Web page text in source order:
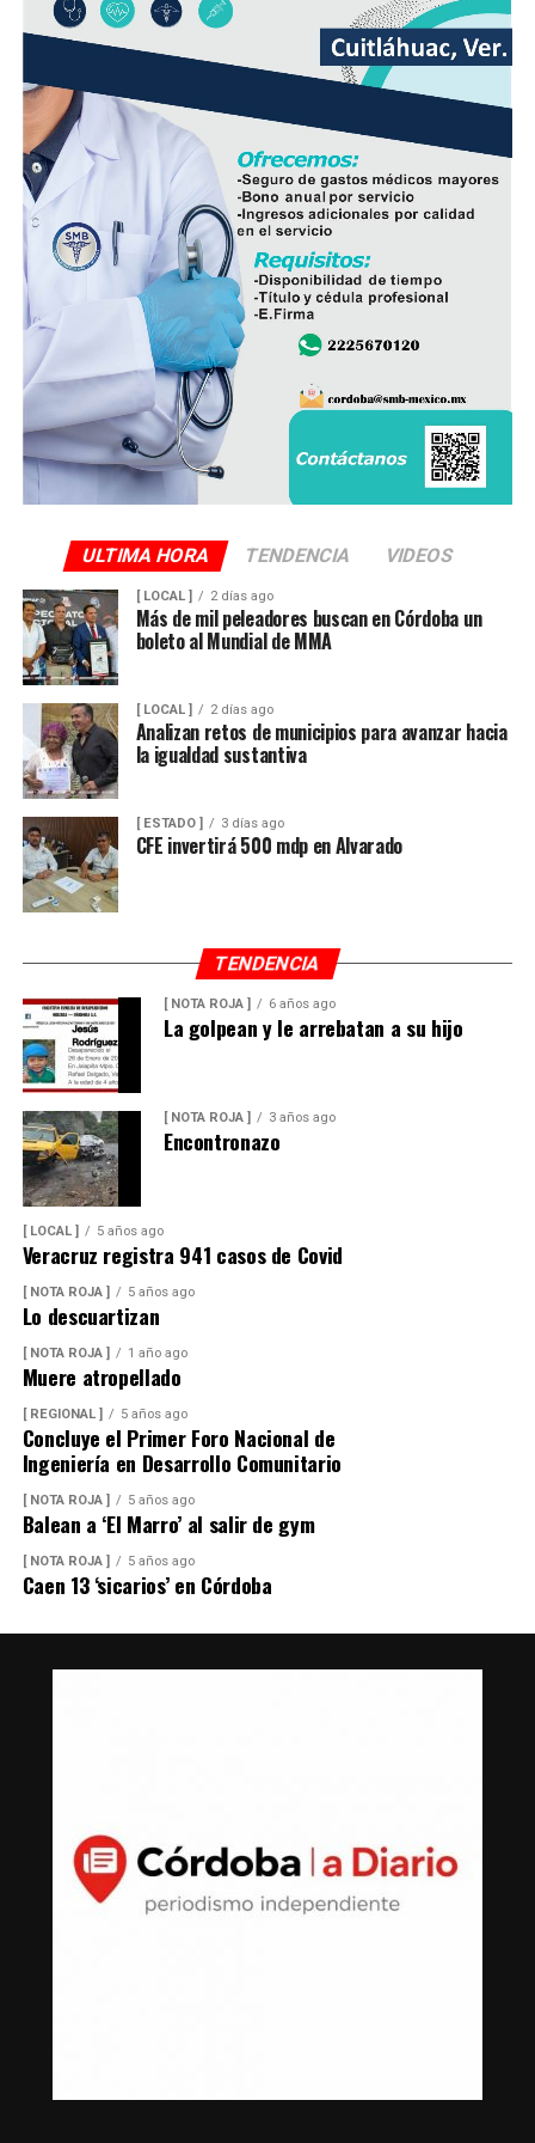
Durante años, el abastecimiento dependió de un pozo
cuyo nivel de operación resultaba insuficiente, situación
que provocaba interrupciones constantes en el servicio,
especialmente en las viviendas ubicadas en las zonas
más altas.
Vecinos señalaron que durante la temporada de sequía
la escasez de agua se agravaba, obligando a muchas
familias a buscar alternativas para cubrir sus
necesidades diarias.
Dulce María Alducin Vallejo, habitante de la comunidad,
explicó que la petición fue presentada ante las
autoridades municipales y que, tras las gestiones
realizadas en conjunto con Hidrosistema, fue posible
concretar la obra que hoy permite mejorar el
suministro.
Además de incrementar la capacidad de conducción, la
nueva infraestructura incorpora válvulas y materiales de
mayor resistencia, lo que permitirá mantener una mejor
operación del sistema y disminuir las afectaciones
derivadas de fallas en la red.
Con esta ampliación, las autoridades municipales buscan
fortalecer la infraestructura hidráulica en las
comunidades rurales y mejorar el acceso al agua potable
un servicio irregular.
ULTIMA HORA TENDENCIA VIDEOS
[ LOCAL ] 2 días ago
Más de mil peleadores buscan en Córdoba un
boleto al Mundial de MMA
[ LOCAL ] 2 días ago
Analizan retos de municipios para avanzar hacia
la igualdad sustantiva
[ ESTADO ] 3 días ago
CFE invertirá 500 mdp en Alvarado
TENDENCIA
[ NOTA ROJA ] 6 años ago
La golpean y le arrebatan a su hijo
[ NOTA ROJA ] 3 años ago
Encontronazo
[ LOCAL ] 5 años ago
Veracruz registra 941 casos de Covid
[ NOTA ROJA ] 5 años ago
Lo descuartizan
[ NOTA ROJA ] 1 año ago
Muere atropellado
[ REGIONAL ] 5 años ago
Concluye el Primer Foro Nacional de
Ingeniería en Desarrollo Comunitario
[ NOTA ROJA ] 5 años ago
Balean a ‘El Marro’ al salir de gym
[ NOTA ROJA ] 5 años ago
Caen 13 ‘sicarios’ en Córdoba